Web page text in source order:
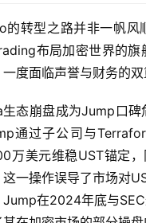
转型之路并非一帆风
布局加密世界的旗
度面临声誉与财务的双
态崩盘成为Jump口碑
通过子公司与
万美元维稳UST锚定
一操作误导了市场对
在2024年底与